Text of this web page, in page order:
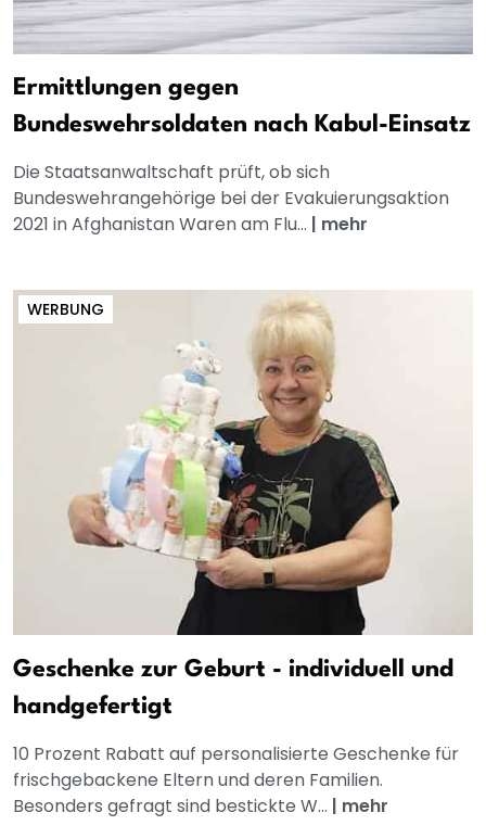
Ermittlungen gegen
Bundeswehrsoldaten nach Kabul-Einsatz
Die Staatsanwaltschaft prüft, ob sich
Bundeswehrangehörige bei der Evakuierungsaktion
2021 in Afghanistan Waren am Flu... | mehr
WERBUNG
Geschenke zur Geburt - individuell und
handgefertigt
10 Prozent Rabatt auf personalisierte Geschenke für
frischgebackene Eltern und deren Familien.
Besonders gefragt sind bestickte W... | mehr